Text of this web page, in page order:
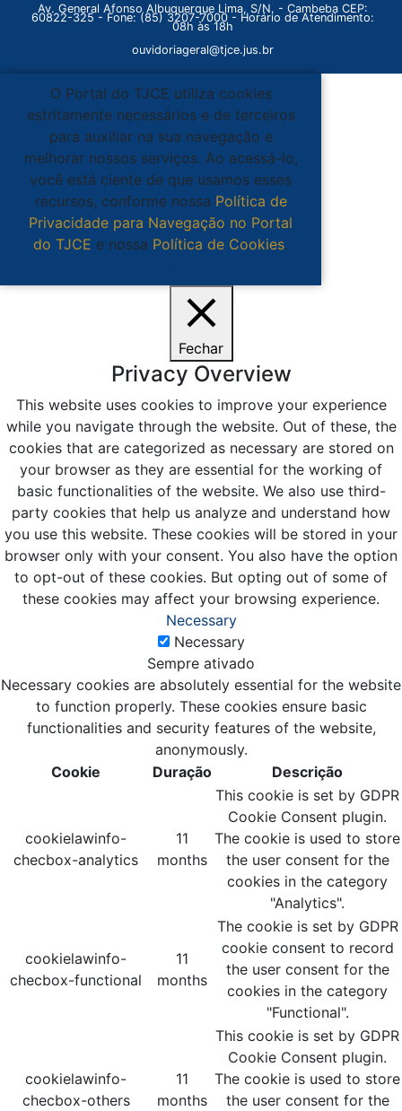
Av. General Afonso Albuquerque Lima, S/N. - Cambeba CEP:
60822-325 - Fone: (85) 3207-7000 - Horário de Atendimento:
08h às 18h
ouvidoriageral@tjce.jus.br
O Portal do TJCE utiliza cookies
estritamente necessários e de terceiros
para auxiliar na sua navegação e
melhorar nossos serviços. Ao acessá-lo,
você está ciente de que usamos esses
recursos, conforme nossa Política de
Privacidade para Navegação no Portal
do TJCE e nossa Política de Cookies.
Fechar
Privacy Overview
This website uses cookies to improve your experience
while you navigate through the website. Out of these, the
cookies that are categorized as necessary are stored on
your browser as they are essential for the working of
basic functionalities of the website. We also use third-
party cookies that help us analyze and understand how
you use this website. These cookies will be stored in your
browser only with your consent. You also have the option
to opt-out of these cookies. But opting out of some of
these cookies may affect your browsing experience.
Necessary
Necessary
Sempre ativado
Necessary cookies are absolutely essential for the website
to function properly. These cookies ensure basic
functionalities and security features of the website,
anonymously.
Cookie
Duração Descrição
cookielawinfo-
checbox-analytics
11
months
This cookie is set by GDPR
Cookie Consent plugin.
The cookie is used to store
the user consent for the
cookies in the category
"Analytics".
cookielawinfo-
checbox-functional
11
months
The cookie is set by GDPR
cookie consent to record
the user consent for the
cookies in the category
"Functional".
cookielawinfo-
checbox-others
11
months
This cookie is set by GDPR
Cookie Consent plugin.
The cookie is used to store
the user consent for the